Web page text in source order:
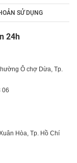
SỬ DỤNG
24h
Ô chợ Dừa, Tp.
06
Hòa, Tp. Hồ Chí